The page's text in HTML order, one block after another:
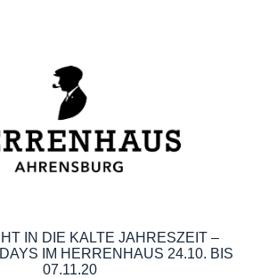
IN DIE KALTE JAHRESZEIT –
IM HERRENHAUS 24.10. BIS
07.11.20